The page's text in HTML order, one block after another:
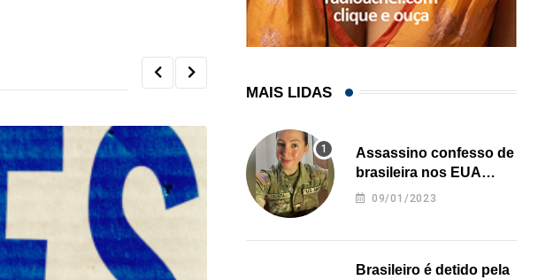
MAIS LIDAS
Assassino confesso de
brasileira nos EUA
revela onde deixou o
09/01/2023
Brasileiro é detido pela